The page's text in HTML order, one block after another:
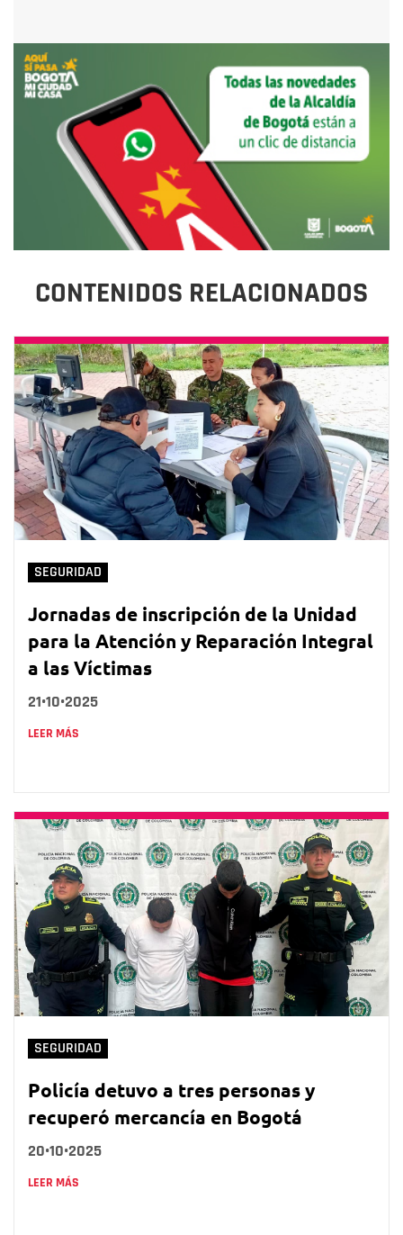
CONTENIDOS RELACIONADOS
SEGURIDAD
Jornadas de inscripción de la Unidad
para la Atención y Reparación Integral
a las Víctimas
21•10•2025
LEER MÁS
SEGURIDAD
Policía detuvo a tres personas y
recuperó mercancía en Bogotá
20•10•2025
LEER MÁS